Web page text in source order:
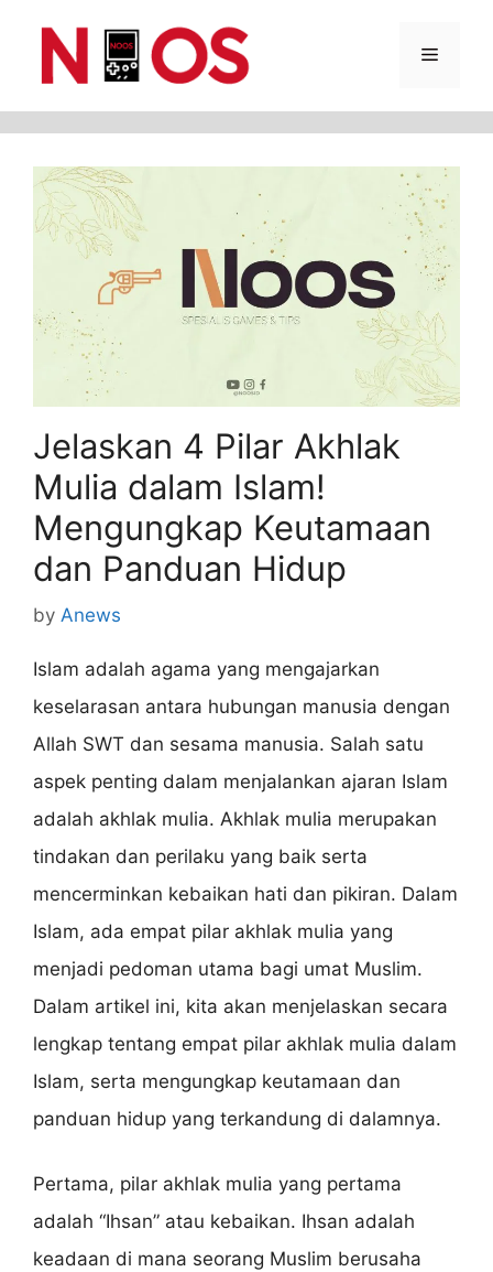
Menu
Jelaskan 4 Pilar Akhlak
Mulia dalam Islam!
Mengungkap Keutamaan
dan Panduan Hidup
by Anews
Islam adalah agama yang mengajarkan
keselarasan antara hubungan manusia dengan
Allah SWT dan sesama manusia. Salah satu
aspek penting dalam menjalankan ajaran Islam
adalah akhlak mulia. Akhlak mulia merupakan
tindakan dan perilaku yang baik serta
mencerminkan kebaikan hati dan pikiran. Dalam
Islam, ada empat pilar akhlak mulia yang
menjadi pedoman utama bagi umat Muslim.
Dalam artikel ini, kita akan menjelaskan secara
lengkap tentang empat pilar akhlak mulia dalam
Islam, serta mengungkap keutamaan dan
panduan hidup yang terkandung di dalamnya.
Pertama, pilar akhlak mulia yang pertama
adalah “Ihsan” atau kebaikan. Ihsan adalah
keadaan di mana seorang Muslim berusaha